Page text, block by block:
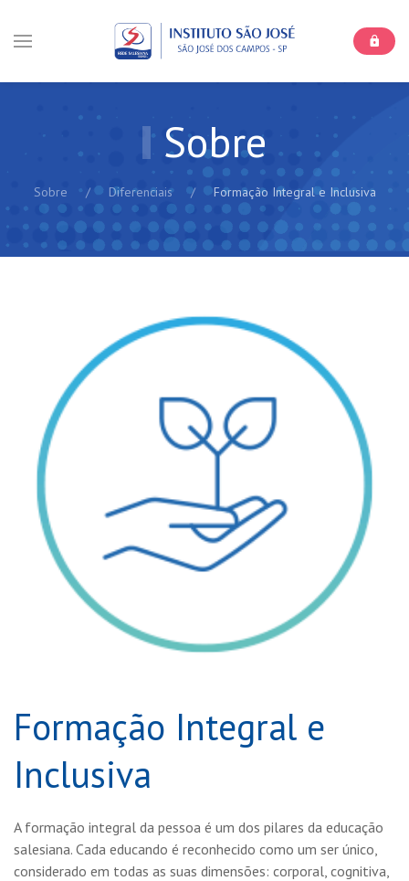
Sobre
Sobre Diferenciais Formação Integral e Inclusiva
Formação Integral e
Inclusiva
A formação integral da pessoa é um dos pilares da educação
salesiana. Cada educando é reconhecido como um ser único,
considerado em todas as suas dimensões: corporal, cognitiva,